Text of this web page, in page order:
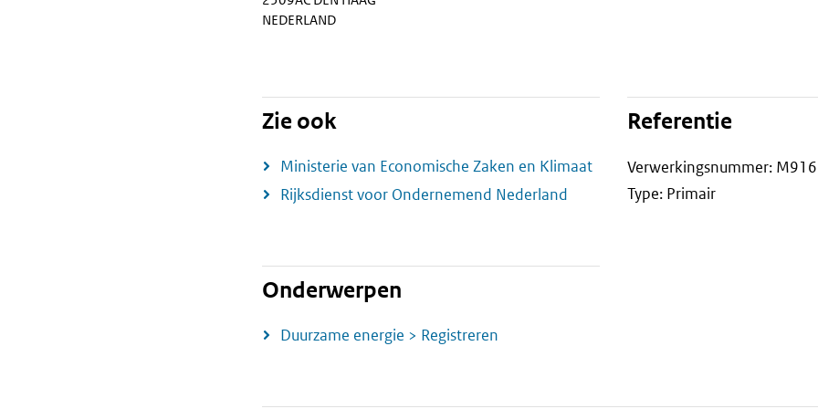
NEDERLAND
Zie ook
Ministerie van Economische Zaken en Klimaat
Rijksdienst voor Ondernemend Nederland
Referentie
Verwerkingsnummer:
Type: Primair
Onderwerpen
Duurzame energie > Registreren